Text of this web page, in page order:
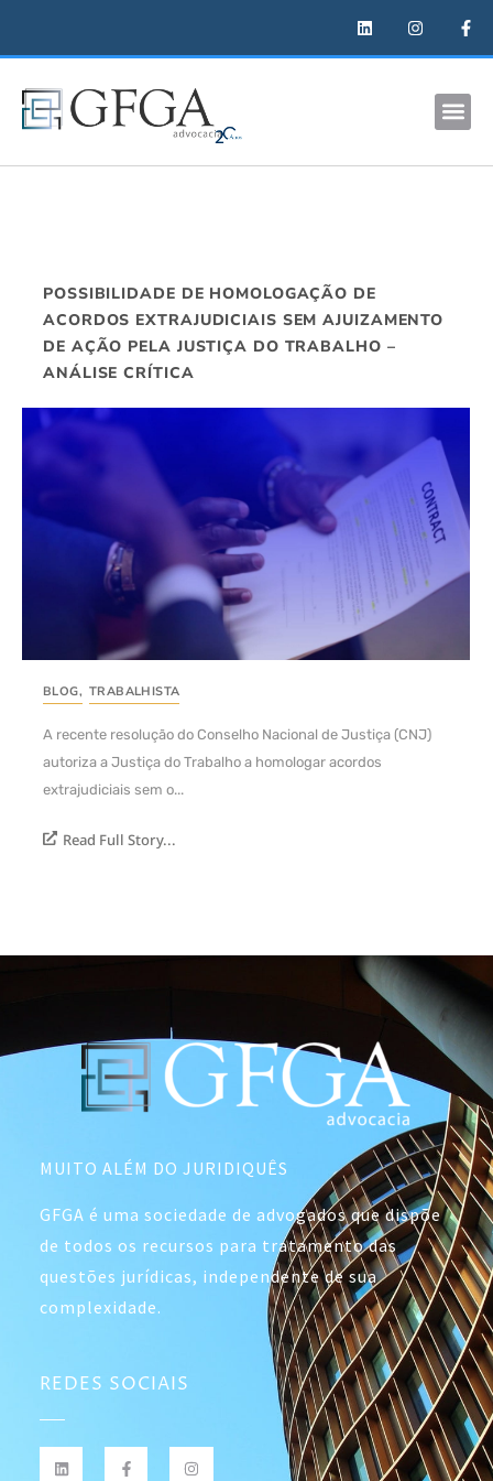
POSSIBILIDADE DE HOMOLOGAÇÃO DE
ACORDOS EXTRAJUDICIAIS SEM AJUIZAMENTO
DE AÇÃO PELA JUSTIÇA DO TRABALHO –
ANÁLISE CRÍTICA
BLOG, TRABALHISTA
A recente resolução do Conselho Nacional de Justiça (CNJ)
autoriza a Justiça do Trabalho a homologar acordos
extrajudiciais sem o...
Read Full Story...
MUITO ALÉM DO JURIDIQUÊS
GFGA é uma sociedade de advogados que dispõe
de todos os recursos para tratamento das
questões jurídicas, independente de sua
complexidade.
REDES SOCIAIS